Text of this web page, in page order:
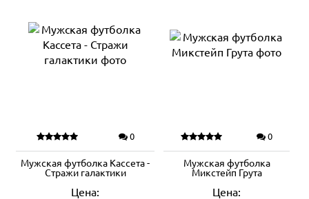
0
Мужская футболка Кассета -
Стражи галактики
Цена:
0
Мужская футболка
Микстейп Грута
Цена: